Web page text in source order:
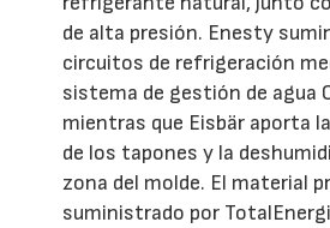
de alta presión. Enesty
circuitos de refrigeración
sistema de gestión de agua
mientras que Eisbär aporta
de los tapones y la
zona del molde. El material
suministrado por